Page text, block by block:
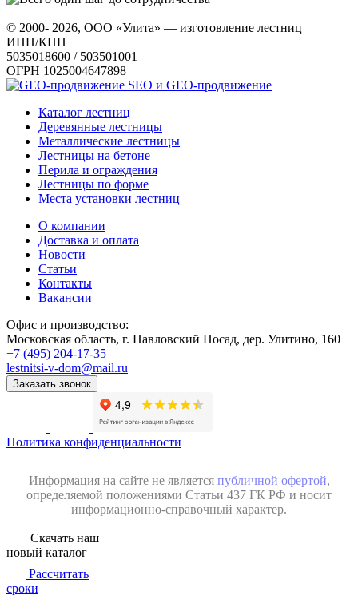
© 2000- 2026, ООО «Улита» — изготовление лестниц
ИНН/КПП
5035018600 / 503501001
ОГРН 1025004647898
SEO и GEO-продвижение
Каталог лестниц
Деревянные лестницы
Металлические лестницы
Лестницы на бетоне
Перила и ограждения
Лестницы по форме
Места установки лестниц
О компании
Доставка и оплата
Новости
Статьи
Контакты
Вакансии
Офис и производство:
Московская область, г. Павловский Посад, дер. Улитино, 160
+7 (495) 204-17-35
lestnitsi-v-dom@mail.ru
Заказать звонок
Политика конфиденциальности
Информация на сайте не является публичной офертой,
определяемой положениями Статьи 437 ГК РФ и носит
информационно-справочный характер.
Скачать наш
новый каталог
Рассчитать
сроки